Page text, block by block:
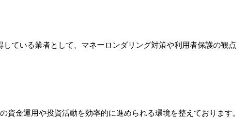
ている業者として、マネーロンダリング対策や利用者保護の観点
金運用や投資活動を効率的に進められる環境を整えております。